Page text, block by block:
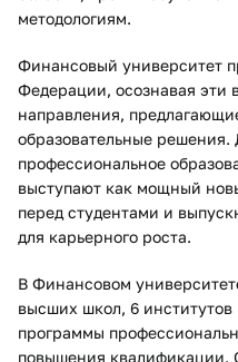
методологиям.
Финансовый университет
Федерации, осознавая эти
направления,
образовательные решения.
профессиональное
выступают как мощный
перед студентами и
для карьерного роста.
В Финансовом
высших школ, 6
программы
повышения квалификации.